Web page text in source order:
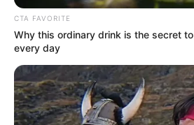
CTA FAVORITE
Why this ordinary drink is the secret
every day